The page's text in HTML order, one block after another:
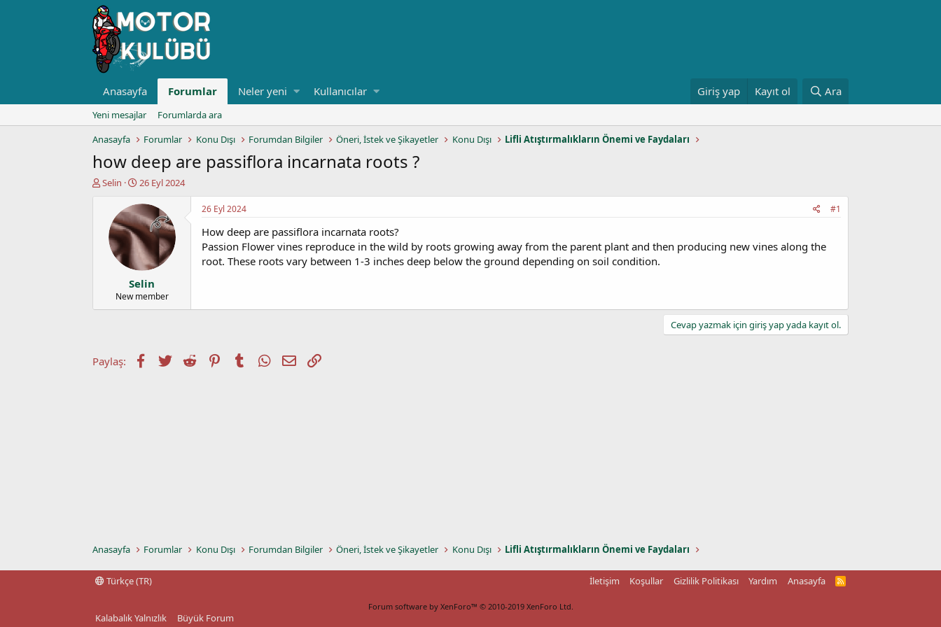
Anasayfa Forumlar Neler yeni Kullanıcılar Giriş yap Kayıt ol Ara
Yeni mesajlar
Forumlarda ara
Anasayfa
Forumlar Konu Dışı Forumdan Bilgiler Öneri, İstek ve Şikayetler Konu Dışı Lifli Atıştırmalıkların Önemi ve Faydaları
how deep are passiflora incarnata roots ?
K
a
Selin
B
ş
l
a
n
g
ı
ç
t
a
i
26 Eyl 2024
Selin
New member
26 Eyl 2024 #1
How deep are passiflora incarnata roots?
Passion Flower vines reproduce in the wild by roots growing away from the parent plant and then producing new vines along the
root. These roots vary between 1-3 inches deep below the ground depending on soil condition.
Cevap yazmak için giriş yap yada kayıt ol.
Paylaş: Facebook
TwitterReddit PinterestTumblrWhatsApp
E-postaLink
Anasayfa Forumlar Konu Dışı Forumdan Bilgiler Öneri, İstek ve Şikayetler Konu Dışı Lifli Atıştırmalıkların Önemi ve Faydaları
Türkçe (TR) İletişim Koşullar Gizlilik Politikası Yardım Anasayfa
R
Forum software by XenForo™ © 2010-2019 XenForo Ltd.
Kalabalık Yalnızlık Büyük Forum